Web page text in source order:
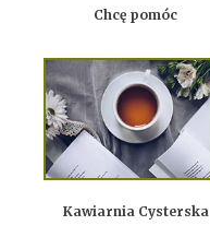
Chcę pomóc
Kawiarnia Cysterska